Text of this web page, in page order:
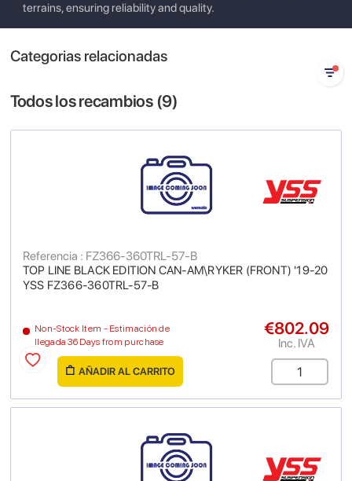
terrains, ensuring reliability and quality.
Categorias relacionadas
Todos los recambios (9)
TOP LINE BLACK EDITION CAN-AM\RYKER (FRONT) '19-20
YSS FZ366-360TRL-57-B
Referencia : FZ366-360TRL-57-B
Non-Stock Item - Estimación de
llegada 36 Days from purchase
€802.09
Inc. IVA
AÑADIR AL CARRITO